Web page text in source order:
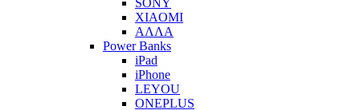
SONY
XIAOMI
ΑΛΛΑ
Power Banks
iPad
iPhone
LEYOU
ONEPLUS